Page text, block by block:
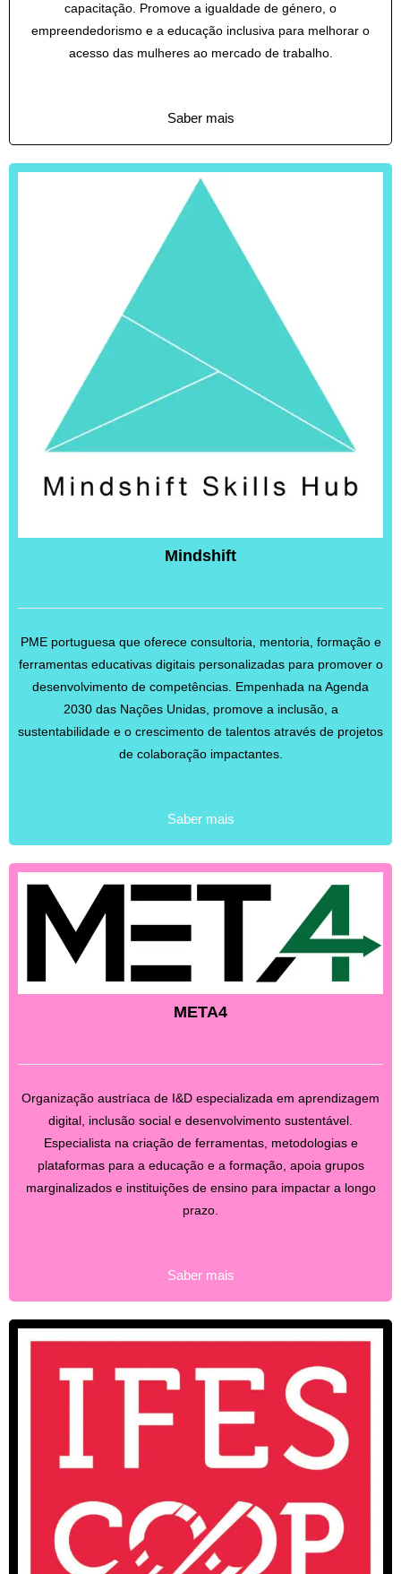
capacitação. Promove a igualdade de género, o
empreendedorismo e a educação inclusiva para melhorar o
acesso das mulheres ao mercado de trabalho.
Saber mais
Mindshift
PME portuguesa que oferece consultoria, mentoria, formação e
ferramentas educativas digitais personalizadas para promover o
desenvolvimento de competências. Empenhada na Agenda
2030 das Nações Unidas, promove a inclusão, a
sustentabilidade e o crescimento de talentos através de projetos
de colaboração impactantes.
Saber mais
META4
Organização austríaca de I&D especializada em aprendizagem
digital, inclusão social e desenvolvimento sustentável.
Especialista na criação de ferramentas, metodologias e
plataformas para a educação e a formação, apoia grupos
marginalizados e instituições de ensino para impactar a longo
prazo.
Saber mais